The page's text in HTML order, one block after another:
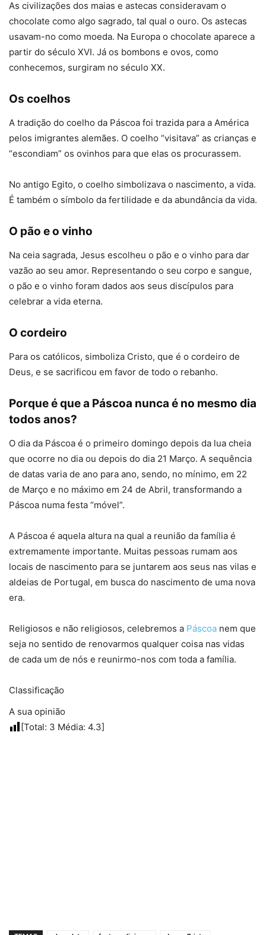
As civilizações dos maias e astecas consideravam o
chocolate como algo sagrado, tal qual o ouro. Os astecas
usavam-no como moeda. Na Europa o chocolate aparece a
partir do século XVI. Já os bombons e ovos, como
conhecemos, surgiram no século XX.
Os coelhos
A tradição do coelho da Páscoa foi trazida para a América
pelos imigrantes alemães. O coelho “visitava” as crianças e
“escondiam” os ovinhos para que elas os procurassem.
No antigo Egito, o coelho simbolizava o nascimento, a vida.
É também o símbolo da fertilidade e da abundância da vida.
O pão e o vinho
Na ceia sagrada, Jesus escolheu o pão e o vinho para dar
vazão ao seu amor. Representando o seu corpo e sangue,
o pão e o vinho foram dados aos seus discípulos para
celebrar a vida eterna.
O cordeiro
Para os católicos, simboliza Cristo, que é o cordeiro de
Deus, e se sacrificou em favor de todo o rebanho.
Porque é que a Páscoa nunca é no mesmo dia
todos anos?
O dia da Páscoa é o primeiro domingo depois da lua cheia
que ocorre no dia ou depois do dia 21 Março. A sequência
de datas varia de ano para ano, sendo, no mínimo, em 22
de Março e no máximo em 24 de Abril, transformando a
Páscoa numa festa “móvel”.
A Páscoa é aquela altura na qual a reunião da família é
extremamente importante. Muitas pessoas rumam aos
locais de nascimento para se juntarem aos seus nas vilas e
aldeias de Portugal, em busca do nascimento de uma nova
era.
Religiosos e não religiosos, celebremos a Páscoa nem que
seja no sentido de renovarmos qualquer coisa nas vidas
de cada um de nós e reunirmo-nos com toda a família.
Classificação
A sua opinião
[Total: 3 Média: 4.3]